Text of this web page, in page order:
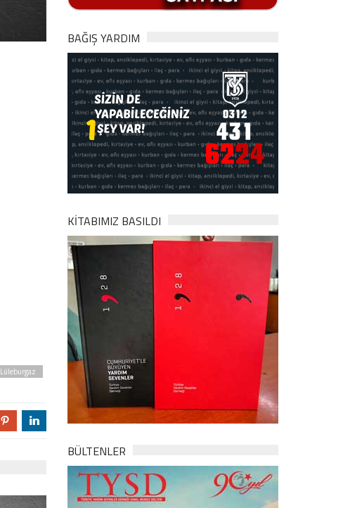
Lüleburgaz
d j
BAĞIŞ YARDIM
KİTABIMIZ BASILDI
BÜLTENLER